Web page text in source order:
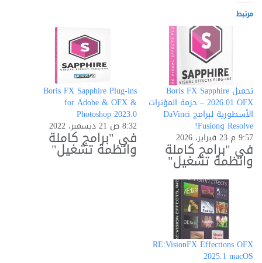
مرتبط
تحميل Boris FX Sapphire
2026.01 OFX – حزمة المؤثرات
الأسطورية لبرامج DaVinci
Resolve وFusion!
9:57 م 23 فبراير، 2026
في "برامج كاملة
وانظمة تشغيل"
Boris FX Sapphire Plug-ins
for Adobe & OFX &
Photoshop 2023.0
8:32 ص 21 ديسمبر، 2022
في "برامج كاملة
وانظمة تشغيل"
RE:VisionFX Effections OFX
2025.1 macOS